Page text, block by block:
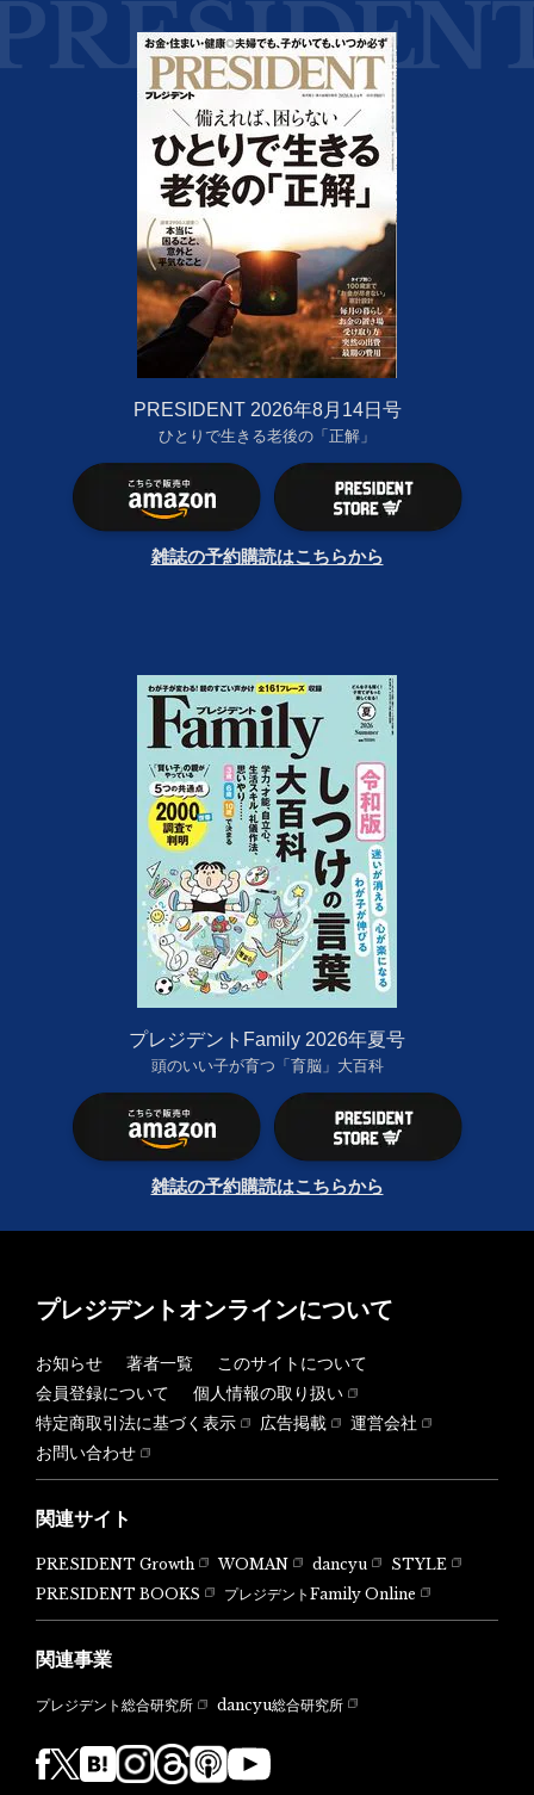
PRESIDENT 2026年8月14日号
ひとりで生きる老後の「正解」
雑誌の予約購読はこちらから
プレジデントFamily 2026年夏号
頭のいい子が育つ「育脳」大百科
雑誌の予約購読はこちらから
プレジデントオンラインについて
お知らせ 著者一覧
このサイトについて
会員登録について
個人情報の取り扱い
特定商取引法に基づく表示
広告掲載
運営会社
お問い合わせ
関連サイト
PRESIDENT Growth WOMAN dancyu
STYLE
PRESIDENT BOOKS
プレジデントFamily Online
関連事業
プレジデント総合研究所 dancyu総合研究所